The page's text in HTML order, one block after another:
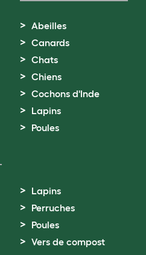
Abeilles
Canards
Chats
Chiens
Cochons d'Inde
Lapins
Poules
Lapins
Perruches
Poules
Vers de compost